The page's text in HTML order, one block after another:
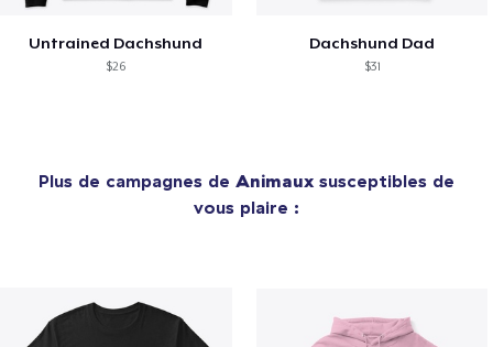
Untrained Dachshund
$26
Dachshund Dad
$31
Plus de campagnes de Animaux susceptibles de
vous plaire :